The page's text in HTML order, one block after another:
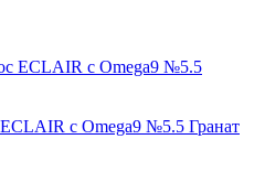
с Omega9 №5.5 Гранат